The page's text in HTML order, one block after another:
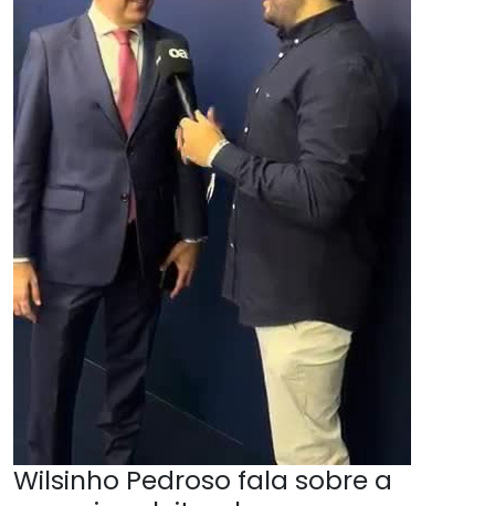
Wilsinho Pedroso fala sobre a